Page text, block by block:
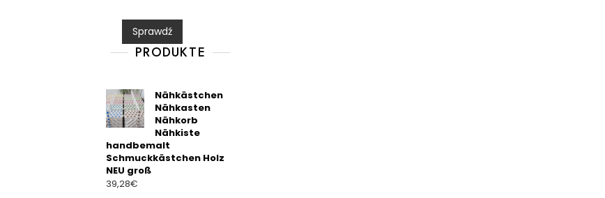
0
o
u
t
Sprawdź
PRODUKTE
Nähkästchen
Nähkasten
Nähkorb
Nähkiste
handbemalt
Schmuckkästchen Holz
NEU groß
39,28€